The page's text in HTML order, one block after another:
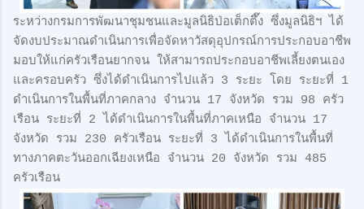
ระหว่างกรมการพัฒนาชุมชนและมูลนิธิป่อเต็กตึ๊ง ซึ่งมูลนิธิฯ ได้
จัดงบประมาณดำเนินการเพื่อจัดหาวัสดุอุปกรณ์การประกอบอาชีพ
มอบให้แก่ครัวเรือนยากจน ให้สามารถประกอบอาชีพเลี้ยงตนเอง
และครอบครัว ซึ่งได้ดำเนินการไปแล้ว 3 ระยะ โดย ระยะที่ 1
ดำเนินการในพื้นที่ภาคกลาง จำนวน 17 จังหวัด รวม 98 ครัว
เรือน ระยะที่ 2 ได้ดำเนินการในพื้นที่ภาคเหนือ จำนวน 17
จังหวัด รวม 230 ครัวเรือน ระยะที่ 3 ได้ดำเนินการในพื้นที่
ทางภาคตะวันออกเฉียงเหนือ จำนวน 20 จังหวัด รวม 485
ครัวเรือน